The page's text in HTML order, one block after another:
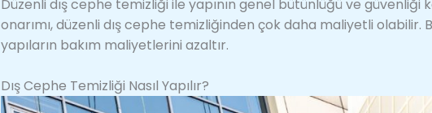
Düzenli dış cephe temizliği ile yapının genel bütünlüğü ve güvenliği
onarımı, düzenli dış cephe temizliğinden çok daha maliyetli olabilir.
yapıların bakım maliyetlerini azaltır.
Dış Cephe Temizliği Nasıl Yapılır?